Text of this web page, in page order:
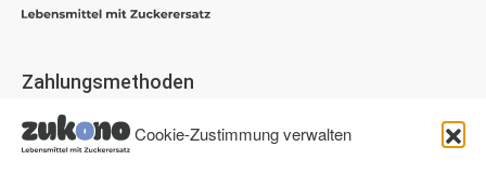
Cookie-Zustimmung verwalten
Zahlungsmethoden
Paypal
Visa